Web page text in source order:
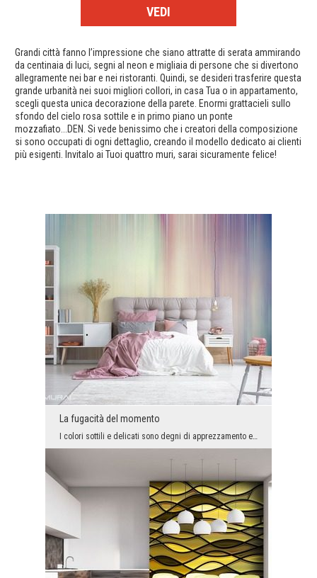
VEDI
Grandi città fanno l’impressione che siano attratte di serata ammirando
da centinaia di luci, segni al neon e migliaia di persone che si divertono
allegramente nei bar e nei ristoranti. Quindi, se desideri trasferire questa
grande urbanità nei suoi migliori collori, in casa Tua o in appartamento,
scegli questa unica decorazione della parete. Enormi grattacieli sullo
sfondo del cielo rosa sottile e in primo piano un ponte
mozzafiato...DEN. Si vede benissimo che i creatori della composizione
si sono occupati di ogni dettaglio, creando il modello dedicato ai clienti
più esigenti. Invitalo ai Tuoi quattro muri, sarai sicuramente felice!
La fugacità del momento
I colori sottili e delicati sono degni di apprezzamento e negli ultimi tempi sono incredibilmente...